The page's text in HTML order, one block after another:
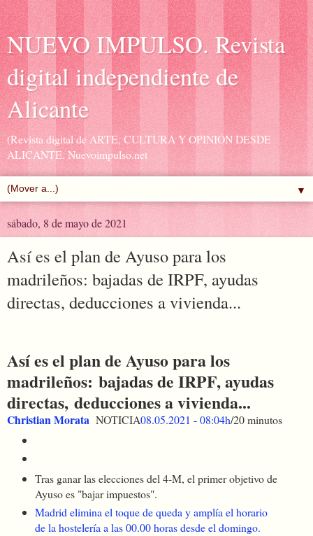
NUEVO IMPULSO. Revista
digital independiente de
Alicante
(Revista digital de ARTE, CULTURA Y OPINIÓN DESDE
ALICANTE. Nuevoimpulso.net
▼
sábado, 8 de mayo de 2021
Así es el plan de Ayuso para los
madrileños: bajadas de IRPF, ayudas
directas, deducciones a vivienda...
Así es el plan de Ayuso para los
madrileños: bajadas de IRPF, ayudas
directas, deducciones a vivienda...
Christian Morata NOTICIA08.05.2021 - 08:04h/20 minutos
Tras ganar las elecciones del 4-M, el primer objetivo de
Ayuso es "bajar impuestos".
Madrid elimina el toque de queda y amplía el horario
de la hostelería a las 00.00 horas desde el domingo.